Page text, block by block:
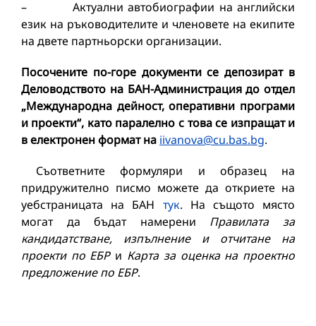
– Актуални автобиографии на английски
език на ръководителите и членовете на екипите
на двете партньорски организации.
Посочените по-горе документи се депозират в
Деловодството на БАН-Администрация до отдел
„Международна дейност, оперативни програми
и проекти“, като паралелно с това се изпращат и
в електронен формат на iivanova@cu.bas.bg.
Съответните формуляри и образец на
придружително писмо можете да откриете на
уебстраницата на БАН тук. На същото място
могат да бъдат намерени Правилата за
кандидатстване, изпълнение и отчитане на
проекти по ЕБРи Карта за оценка на проектно
предложение по ЕБР.